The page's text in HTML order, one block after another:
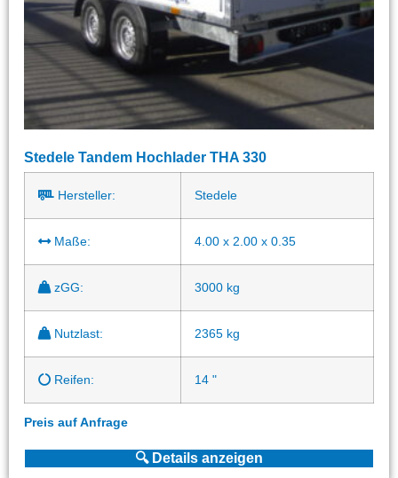
Stedele Tandem Hochlader THA 330
Hersteller: Stedele
Maße: 4.00 x 2.00 x 0.35
zGG: 3000 kg
Nutzlast: 2365 kg
Reifen: 14 "
Preis auf Anfrage
🔍 Details anzeigen